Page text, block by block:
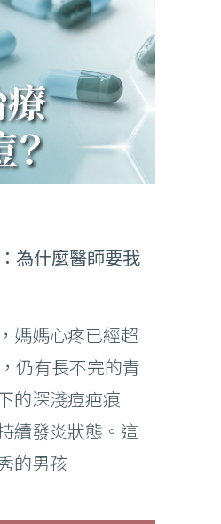
為什麼醫師要我
媽媽心疼已經超
仍有長不完的青
的深淺痘疤痕
續發炎狀態。這
的男孩